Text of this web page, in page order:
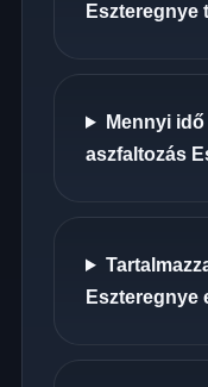
Eszteregnye
Mennyi
aszfaltozás
Eszteregnye